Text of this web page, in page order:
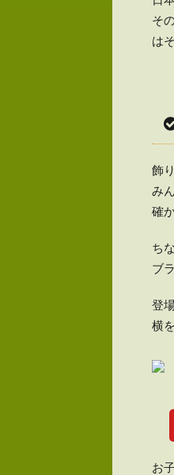
そ
は
飾
み
確
ち
ブ
登
横
お